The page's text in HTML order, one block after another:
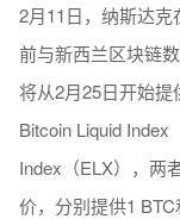
2月11日，纳斯达克
前与新西兰区块链
将从2月25日开始
Bitcoin Liquid Index
Index（ELX），两
价，分别提供1